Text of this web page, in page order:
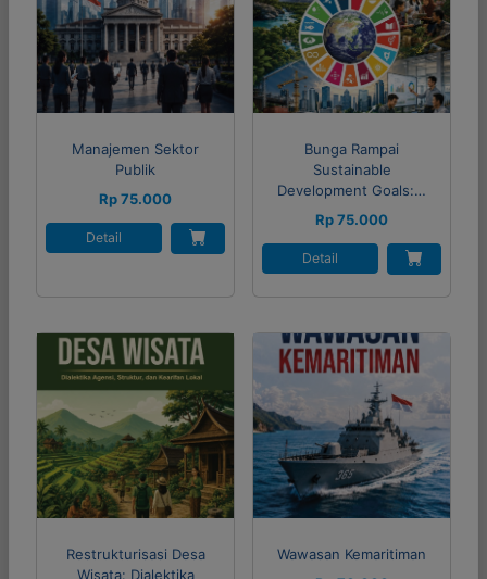
Manajemen Sektor
Publik
Rp 75.000
Detail
Bunga Rampai
Sustainable
Development Goals:…
Rp 75.000
Detail
Restrukturisasi Desa
Wisata: Dialektika
Wawasan Kemaritiman